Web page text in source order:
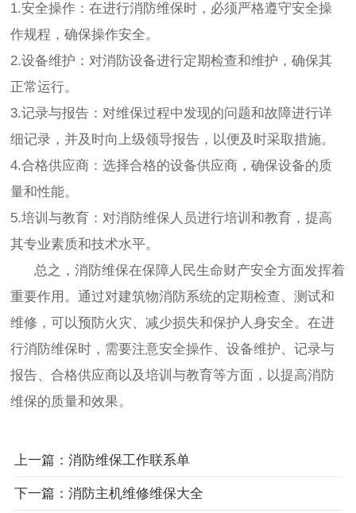
1.安全操作：在进行消防维保时，必须严格遵守安全操
作规程，确保操作安全。
2.设备维护：对消防设备进行定期检查和维护，确保其
正常运行。
3.记录与报告：对维保过程中发现的问题和故障进行详
细记录，并及时向上级领导报告，以便及时采取措施。
4.合格供应商：选择合格的设备供应商，确保设备的质
量和性能。
5.培训与教育：对消防维保人员进行培训和教育，提高
其专业素质和技术水平。
总之，消防维保在保障人民生命财产安全方面发挥着
重要作用。通过对建筑物消防系统的定期检查、测试和
维修，可以预防火灾、减少损失和保护人身安全。在进
行消防维保时，需要注意安全操作、设备维护、记录与
报告、合格供应商以及培训与教育等方面，以提高消防
维保的质量和效果。
上一篇：消防维保工作联系单
下一篇：消防主机维修维保大全